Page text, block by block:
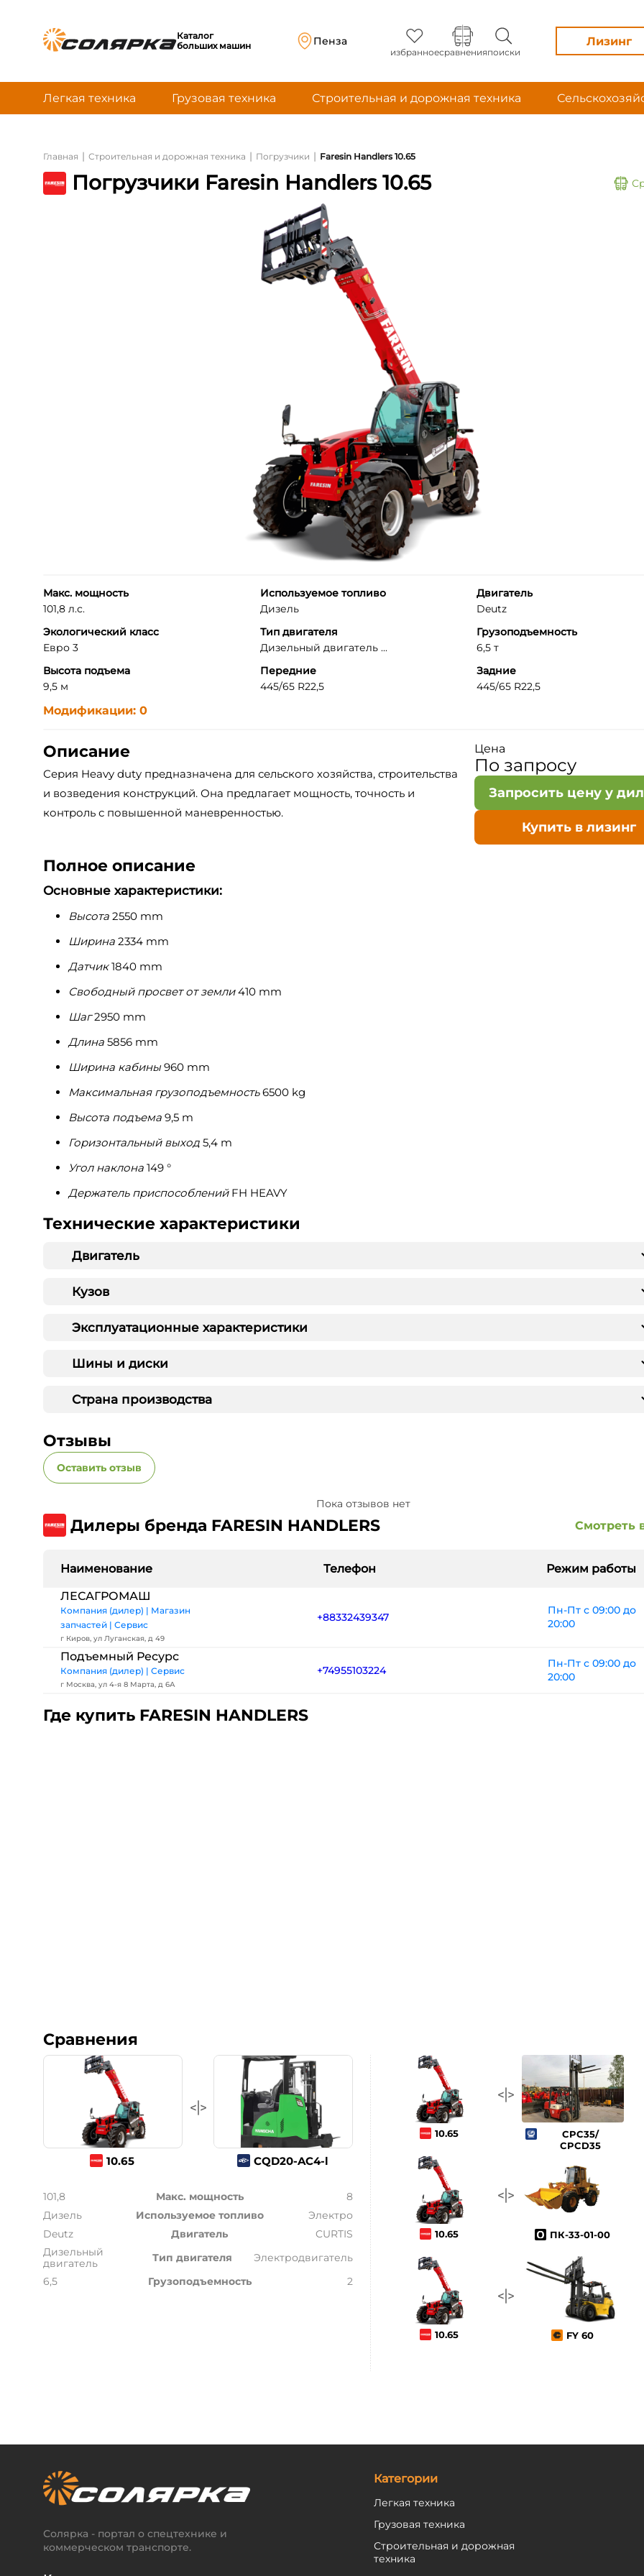
Каталог
больших машин
Пенза
избранноесравненияпоиски
Лизинг
Легкая техника Грузовая техника Строительная и дорожная техника
Главная | Строительная и дорожная техника | Погрузчики | Faresin Handlers 10.65
Погрузчики Faresin Handlers 10.65
Макс. мощность
101,8 л.с.
Используемое топливо
Дизель
Двигатель
Deutz
Экологический класс
Евро 3
Тип двигателя
Дизельный двигатель ...
Грузоподъемность
6,5 т
Высота подъема
9,5 м
Передние
445/65 R22,5
Задние
445/65 R22,5
Модификации: 0
Описание
Серия Heavy duty предназначена для сельского хозяйства, строительства
и возведения конструкций. Она предлагает мощность, точность и
контроль с повышенной маневренностью.
Цена
По запросу
Запросить цену у
Купить в лизинг
Полное описание
Основные характеристики:
Высота 2550 mm
Ширина 2334 mm
Датчик1840 mm
Свободный просвет от земли410 mm
Шаг2950 mm
Длина 5856 mm
Ширина кабины960 mm
Максимальная грузоподъемность6500 kg
Высота подъема 9,5 m
Горизонтальный выход 5,4 m
Угол наклона 149 °
Держатель приспособлений FH HEAVY
Технические характеристики
Двигатель
Кузов
Эксплуатационные характеристики
Шины и диски
Страна производства
Отзывы
Оставить отзыв
Пока отзывов нет
Дилеры бренда FARESIN HANDLERS Смотреть
Наименование Телефон
Режим работы
ЛЕСАГРОМАШ
Компания (дилер) | Магазин
запчастей | Сервис
г Киров, ул Луганская, д 49
+88332439347
Пн-Пт с 09:00 до
20:00
Подъемный Ресурс
Компания (дилер) | Сервис
г Москва, ул 4-я 8 Марта, д 6А
+74955103224
Пн-Пт с 09:00 до
20:00
Где купить FARESIN HANDLERS
Сравнения
10.65 CQD20-AC4-l
101,8 Макс. мощность
8
Дизель
Используемое топливо
Электро
Deutz
Двигатель
CURTIS
Дизельный
двигатель
Тип двигателя
Электродвигатель
6,5
Грузоподъемность 2
10.65
CPC35/
CPCD35
10.65 ПК-33-01-00
10.65 FY 60
Солярка - портал о спецтехнике и
коммерческом транспорте.
Категории
Легкая техника
Грузовая техника
Строительная и дорожная
техника